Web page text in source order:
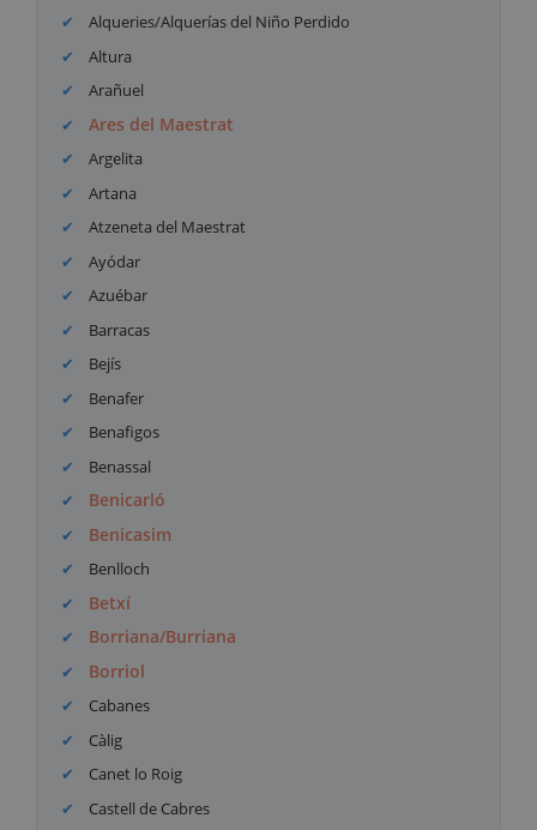
Alqueries/Alquerías del Niño Perdido
Altura
Arañuel
Ares del Maestrat
Argelita
Artana
Atzeneta del Maestrat
Ayódar
Azuébar
Barracas
Bejís
Benafer
Benafigos
Benassal
Benicarló
Benicasim
Benlloch
Betxí
Borriana/Burriana
Borriol
Cabanes
Càlig
Canet lo Roig
Castell de Cabres